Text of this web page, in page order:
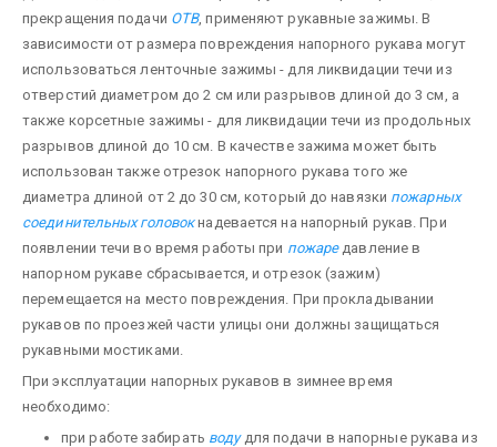
прекращения подачи ОТВ, применяют рукавные зажимы. В
зависимости от размера повреждения напорного рукава могут
использоваться ленточные зажимы - для ликвидации течи из
отверстий диаметром до 2 см или разрывов длиной до 3 см, а
также корсетные зажимы - для ликвидации течи из продольных
разрывов длиной до 10 см. В качестве зажима может быть
использован также отрезок напорного рукава того же
диаметра длиной от 2 до 30 см, который до навязки пожарных
соединительных головокнадевается на напорный рукав. При
появлении течи во время работы при пожаредавление в
напорном рукаве сбрасывается, и отрезок (зажим)
перемещается на место повреждения. При прокладывании
рукавов по проезжей части улицы они должны защищаться
рукавными мостиками.
При эксплуатации напорных рукавов в зимнее время
необходимо:
при работе забирать водудля подачи в напорные рукава из